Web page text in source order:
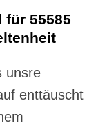
55585
unsre
enttäuscht